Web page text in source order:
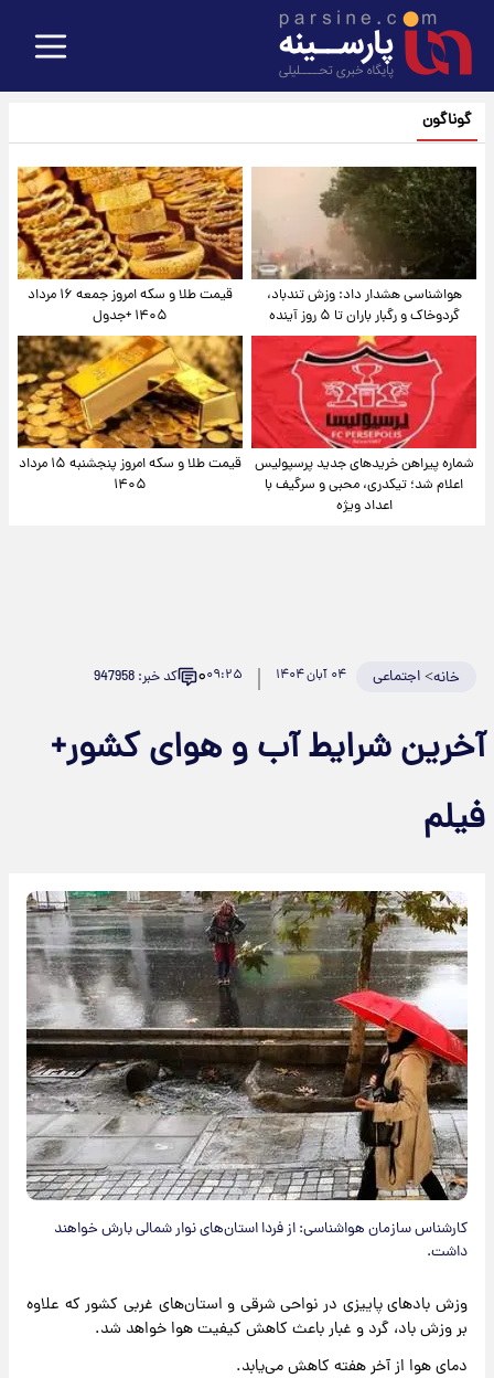
گوناگون
هواشناسی هشدار داد: وزش تندباد،
گردوخاک و رگبار باران تا ۵ روز آینده
قیمت طلا و سکه امروز جمعه ۱۶ مرداد
۱۴۰۵ +جدول
شماره پیراهن خریدهای جدید پرسپولیس
اعلام شد؛ تیکدری، محبی و سرگیف با
اعداد ویژه
قیمت طلا و سکه امروز پنجشنبه ۱۵ مرداد
۱۴۰۵
خانه>اجتماعی ۰۴ آبان ۱۴۰۴ ۰۹:۲۵۰ کد خبر: 947958
آخرین شرایط آب و هوای کشور+
فیلم
کارشناس سازمان هواشناسی: از فردا استان‌های نوار شمالی بارش خواهند
داشت.
وزش بادهای پاییزی در نواحی شرقی و استان‌های غربی کشور که علاوه
بر وزش باد، گرد و غبار باعث کاهش کیفیت هوا خواهد شد.
دمای هوا از آخر هفته کاهش می‌یابد.